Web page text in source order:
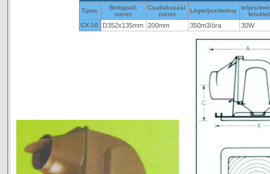
Típus
Befoglaló
méret
Csatlakozási
méret
Légteljesítmény
felvétel
CX-10
D352x135mm 200mm 350m3/óra 30W